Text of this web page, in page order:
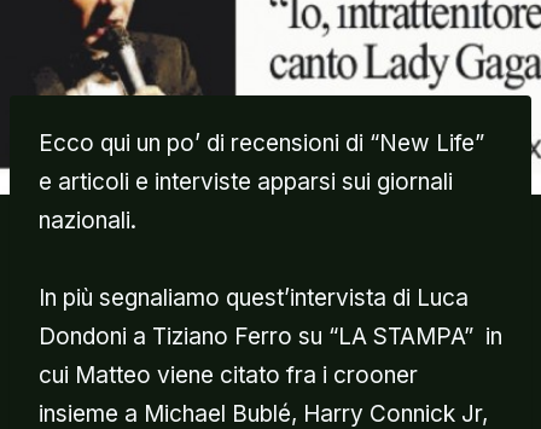
Ecco qui un po’ di recensioni di “New Life”
e articoli e interviste apparsi sui giornali
nazionali.
In più segnaliamo quest’intervista di Luca
Dondoni a Tiziano Ferro su “LA STAMPA” in
cui Matteo viene citato fra i crooner
insieme a Michael Bublé, Harry Connick Jr,